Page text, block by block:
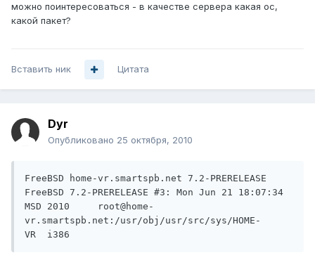
можно поинтересоваться - в качестве сервера какая ос,
какой пакет?
Вставить ник Цитата
Dyr
Опубликовано 25 октября, 2010
FreeBSD home-vr.smartspb.net 7.2-PRERELEASE
FreeBSD 7.2-PRERELEASE #3: Mon Jun 21 18:07:34
MSD 2010     root@home-
vr.smartspb.net:/usr/obj/usr/src/sys/HOME-
VR  i386